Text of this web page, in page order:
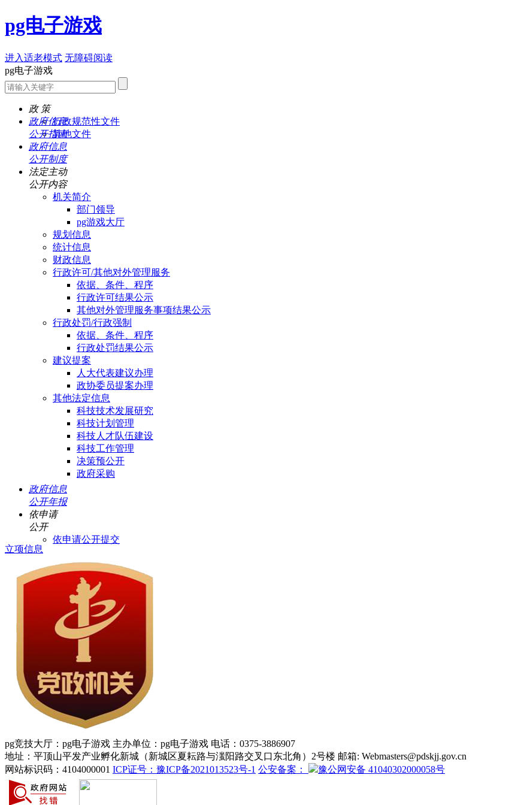
pg电子游戏
进入适老模式 无障碍阅读
pg电子游戏
政 策
行政规范性文件
其他文件
政府信息
公开指南
政府信息
公开制度
法定主动
公开内容
机关简介
部门领导
pg游戏大厅
规划信息
统计信息
财政信息
行政许可/其他对外管理服务
依据、条件、程序
行政许可结果公示
其他对外管理服务事项结果公示
行政处罚/行政强制
依据、条件、程序
行政处罚结果公示
建议提案
人大代表建议办理
政协委员提案办理
其他法定信息
科技技术发展研究
科技计划管理
科技人才队伍建设
科技工作管理
决策预公开
政府采购
政府信息
公开年报
依申请
公开
依申请公开提交
立项信息
pg竞技大厅：pg电子游戏 主办单位：pg电子游戏 电话：0375-3886907
地址：平顶山平发产业孵化新城（新城区夏耘路与滍阳路交叉口东北角）2号楼 邮箱: Webmasters@pdskjj.gov.cn
网站标识码：4104000001 ICP证号：豫ICP备2021013523号-1 公安备案： 豫公网安备 41040302000058号